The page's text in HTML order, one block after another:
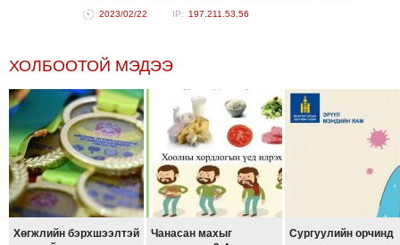
СОНГУУЛИЙН
ЭРГЭН
ТОЙРОНД
29
ДҮГЭЭР
СУРГУУЛИЙН
ЭРГЭН
2023/02/22 197.211.53.56
ХОЛБООТОЙ МЭДЭЭ
Хөгжлийн бэрхшээлтэй
Чанасан махыг
Сургуулийн орчинд